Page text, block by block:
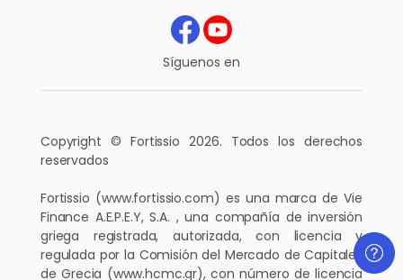
Síguenos en
Copyright © Fortissio 2026. Todos los derechos
reservados
Fortissio (www.fortissio.com) es una marca de Vie
Finance A.E.P.E.Y, S.A. , una compañía de inversión
griega registrada, autorizada, con licencia y
regulada por la Comisión del Mercado de Capitales
de Grecia (www.hcmc.gr), con número de licencia